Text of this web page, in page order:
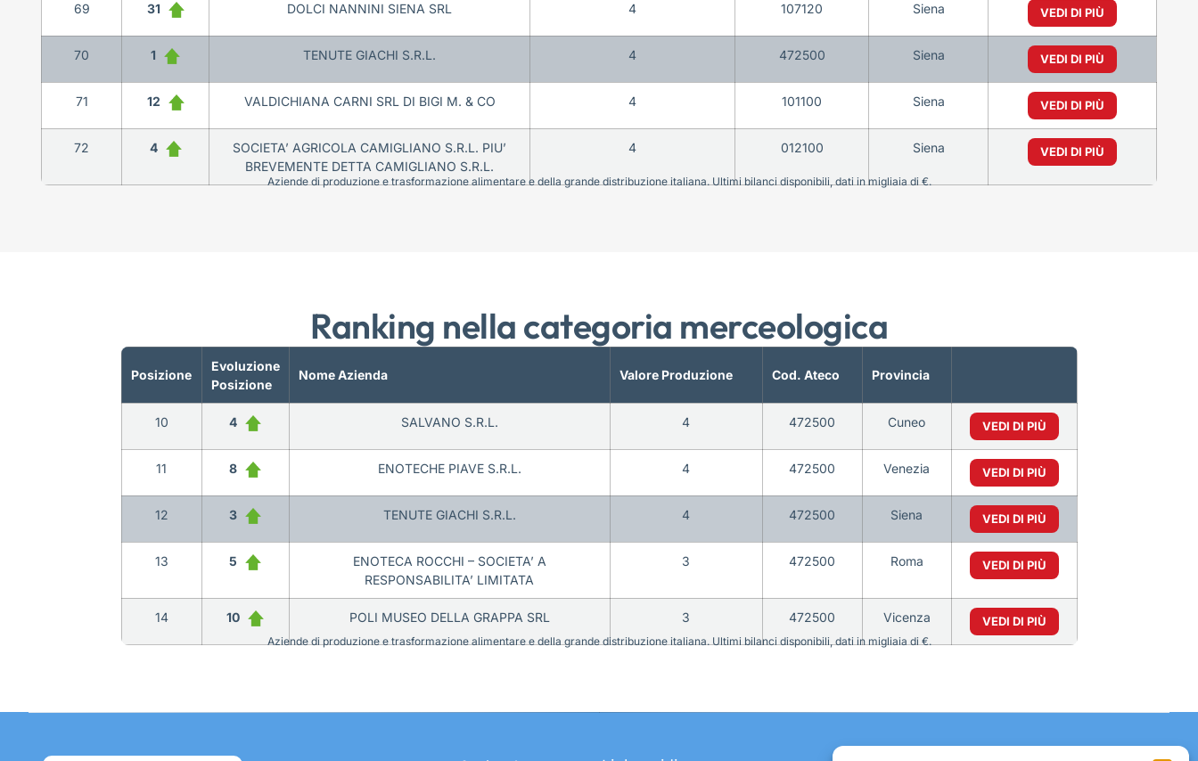
69 31 DOLCI NANNINI SIENA SRL 4 107120 Siena VEDI DI PIÙ
70 1 TENUTE GIACHI S.R.L. 4 472500 Siena VEDI DI PIÙ
71 12 VALDICHIANA CARNI SRL DI BIGI M. & CO 4 101100 Siena VEDI DI PIÙ
72 4
SOCIETA’ AGRICOLA CAMIGLIANO S.R.L. PIU’
BREVEMENTE DETTA CAMIGLIANO S.R.L.
4 012100 Siena VEDI DI PIÙ
Aziende di produzione e trasformazione alimentare e della grande distribuzione italiana. Ultimi bilanci disponibili, dati in migliaia di €.
Ranking nella categoria merceologica
Posizione
Evoluzione
Posizione
Nome Azienda Valore Produzione Cod. Ateco Provincia
10 4 SALVANO S.R.L. 4 472500 Cuneo VEDI DI PIÙ
11 8 ENOTECHE PIAVE S.R.L. 4 472500 Venezia VEDI DI PIÙ
12 3 TENUTE GIACHI S.R.L. 4 472500 Siena VEDI DI PIÙ
13 5
ENOTECA ROCCHI – SOCIETA’ A
RESPONSABILITA’ LIMITATA
3 472500 Roma VEDI DI PIÙ
14 10 POLI MUSEO DELLA GRAPPA SRL 3 472500 Vicenza VEDI DI PIÙ
Aziende di produzione e trasformazione alimentare e della grande distribuzione italiana. Ultimi bilanci disponibili, dati in migliaia di €.